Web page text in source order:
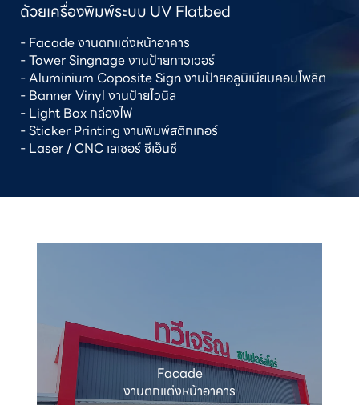
ด้วยเครื่องพิมพ์ระบบ UV Flatbed
- Facade งานตกแต่งหน้าอาคาร
- Tower Singnage งานป้ายทาวเวอร์
- Aluminium Coposite Sign งานป้ายอลูมิเนียมคอมโพลิต
- Banner Vinyl งานป้ายไวนิล
- Light Box กล่องไฟ
- Sticker Printing งานพิมพ์สติกเกอร์
- Laser / CNC เลเซอร์ ซีเอ็นชี
Facade
งานตกแต่งหน้าอาคาร